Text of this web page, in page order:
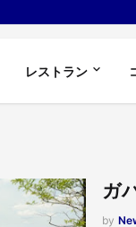
レストラン
ガ
by